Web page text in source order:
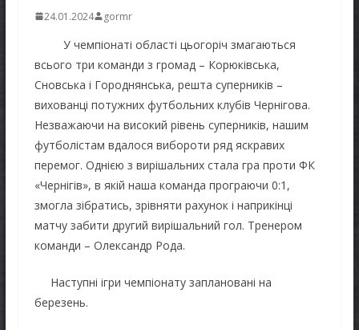
24.01.2024 gormr
У чемпіонаті області цьогоріч змагаються
всього три команди з громад – Корюківська,
Сновська і Городнянська, решта суперників –
вихованці потужних футбольних клубів Чернігова.
Незважаючи на високий рівень суперників, нашим
футболістам вдалося вибороти ряд яскравих
перемог. Однією з вирішальних стала гра проти ФК
«Чернігів», в якій наша команда програючи 0:1,
змогла зібратись, зрівняти рахунок і наприкінці
матчу забити другий вирішальний гол. Тренером
команди – Олександр Рода.
Наступні ігри чемпіонату заплановані на
березень.